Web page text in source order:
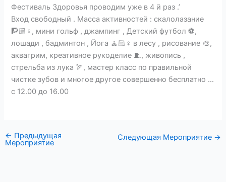
Фестиваль Здоровья проводим уже в 4 й раз .’
Вход свободный . Масса активностей : скалолазание
🧗🏼♀, мини гольф , джампинг , Детский футбол ⚽,
лошади , бадминтон , Йога 🧘🏻♀ в лесу , рисование 🎨,
аквагрим, креативное рукоделие 🧵, живопись ,
стрельба из лука 🏹, мастер класс по правильной
чистке зубов и многое другое совершенно бесплатно …
с 12.00 до 16.00
← Предыдущая
Мероприятие
Следующая Мероприятие →